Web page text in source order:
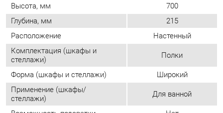
Форма (шкафы и стеллажи)
Широкий
Применение (шкафы/
стеллажи) Для ванной
Возможность подсветки Нет
Тип (шкафы/стеллажи)
Двери
Распашные
Фасад
Глухой
Количество дверей
Двухдверные